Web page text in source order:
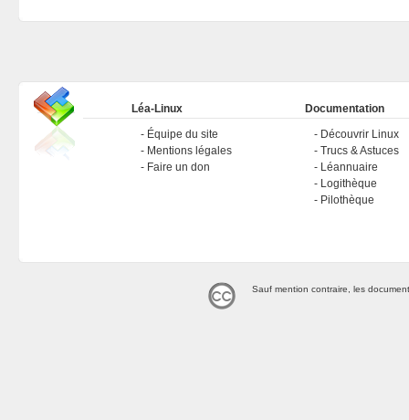
Léa-Linux
Équipe du site
Mentions légales
Faire un don
Documentation
Découvrir Linux
Trucs & Astuces
Léannuaire
Logithèque
Pilothèque
Sauf mention contraire, les